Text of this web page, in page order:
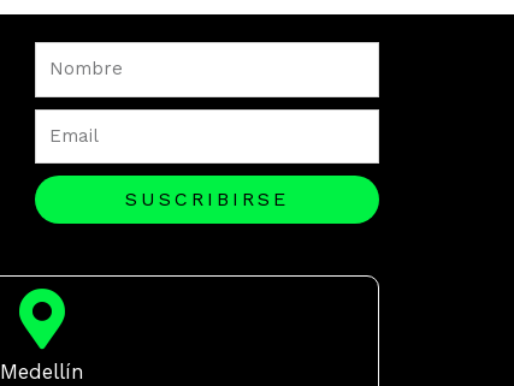
Nombre
Email
SUSCRIBIRSE
Medellín